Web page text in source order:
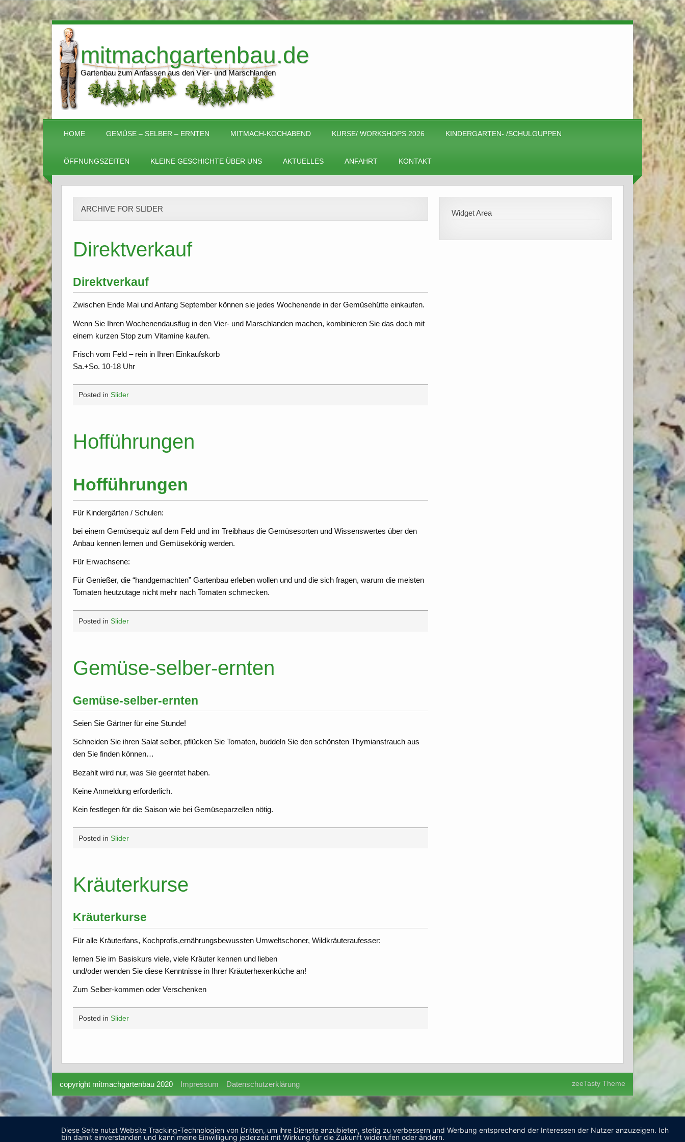
mitmachgartenbau.de
Gartenbau zum Anfassen aus den Vier- und Marschlanden
HOME GEMÜSE – SELBER – ERNTEN MITMACH-KOCHABEND KURSE/ WORKSHOPS 2026 KINDERGARTEN- /SCHULGUPPEN
ÖFFNUNGSZEITEN KLEINE GESCHICHTE ÜBER UNS AKTUELLES ANFAHRT KONTAKT
ARCHIVE FOR SLIDER
Direktverkauf
Direktverkauf
Zwischen Ende Mai und Anfang September können sie jedes Wochenende in der Gemüsehütte einkaufen.
Wenn Sie Ihren Wochenendausflug in den Vier- und Marschlanden machen, kombinieren Sie das doch mit
einem kurzen Stop zum Vitamine kaufen.
Frisch vom Feld – rein in Ihren Einkaufskorb
Sa.+So. 10-18 Uhr
Posted in Slider
Hofführungen
Hofführungen
Für Kindergärten / Schulen:
bei einem Gemüsequiz auf dem Feld und im Treibhaus die Gemüsesorten und Wissenswertes über den
Anbau kennen lernen und Gemüsekönig werden.
Für Erwachsene:
Für Genießer, die “handgemachten” Gartenbau erleben wollen und und die sich fragen, warum die meisten
Tomaten heutzutage nicht mehr nach Tomaten schmecken.
Posted in Slider
Gemüse-selber-ernten
Gemüse-selber-ernten
Seien Sie Gärtner für eine Stunde!
Schneiden Sie ihren Salat selber, pflücken Sie Tomaten, buddeln Sie den schönsten Thymianstrauch aus
den Sie finden können…
Bezahlt wird nur, was Sie geerntet haben.
Keine Anmeldung erforderlich.
Kein festlegen für die Saison wie bei Gemüseparzellen nötig.
Posted in Slider
Kräuterkurse
Kräuterkurse
Für alle Kräuterfans, Kochprofis,ernährungsbewussten Umweltschoner, Wildkräuteraufesser:
lernen Sie im Basiskurs viele, viele Kräuter kennen und lieben
und/oder wenden Sie diese Kenntnisse in Ihrer Kräuterhexenküche an!
Zum Selber-kommen oder Verschenken
Posted in Slider
Widget Area
copyright mitmachgartenbau 2020 Impressum Datenschutzerklärung zeeTasty Theme
Diese Seite nutzt Website Tracking-Technologien von Dritten, um ihre Dienste anzubieten, stetig zu verbessern und Werbung entsprechend der Interessen der Nutzer anzuzeigen. Ich
bin damit einverstanden und kann meine Einwilligung jederzeit mit Wirkung für die Zukunft widerrufen oder ändern.